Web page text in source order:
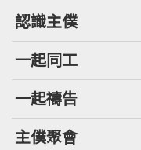
認識主僕
一起同工
一起禱告
主僕聚會